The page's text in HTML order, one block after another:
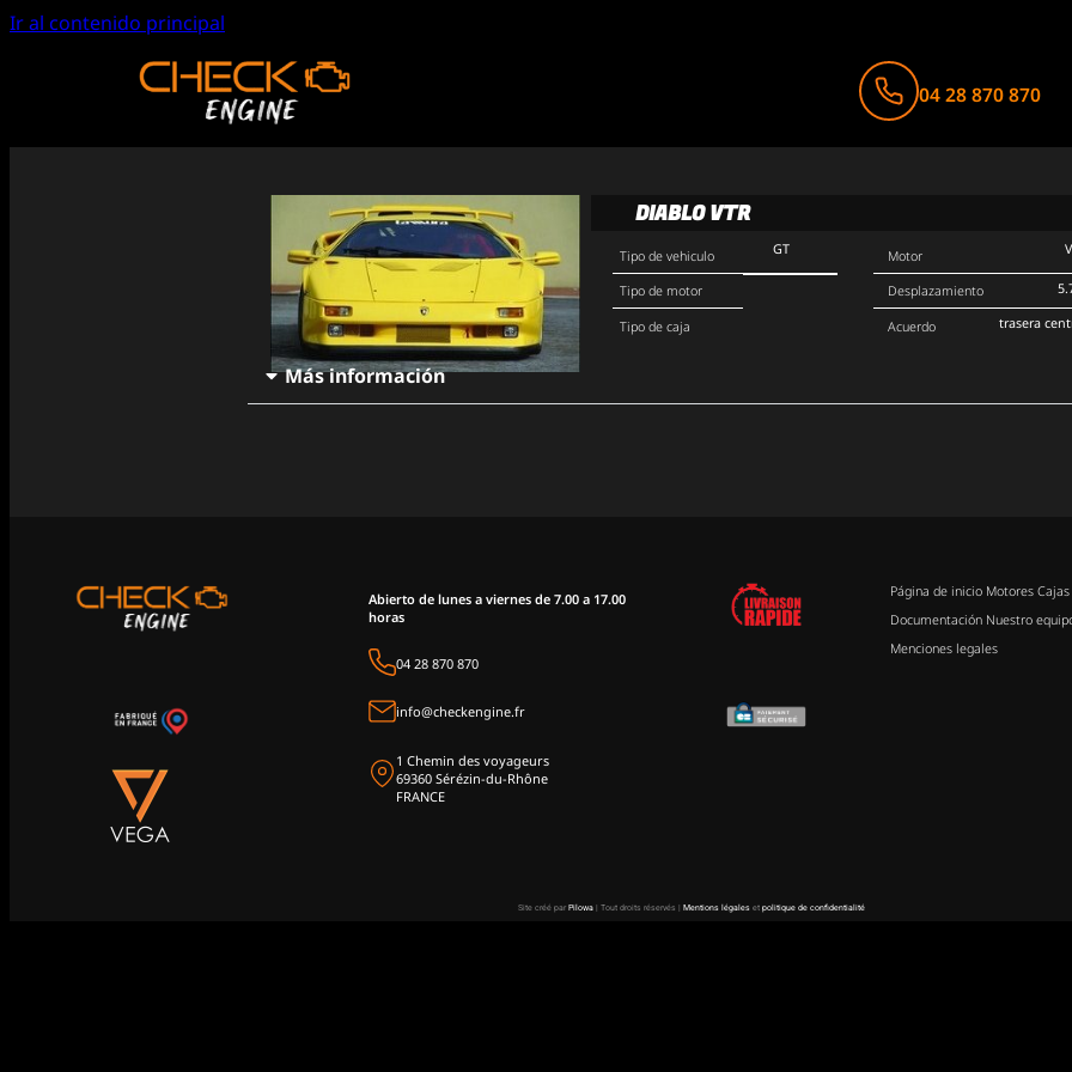
Ir al contenido principal
04 28 870 870
DIABLO VTR
Tipo de vehiculo
Tipo de motor
Tipo de caja
GT Motor
Desplazamiento
Acuerdo trasera
Más información
Abierto de lunes a viernes de 7.00 a 17.00
horas
04 28 870 870
info@checkengine.fr
1 Chemin des voyageurs
69360 Sérézin-du-Rhône
FRANCE
Página de inicio Motores
Documentación Nuestro
Menciones legales
Site créé par Pilowa | Tout droits réservés | Mentions légales et politique de confidentialité